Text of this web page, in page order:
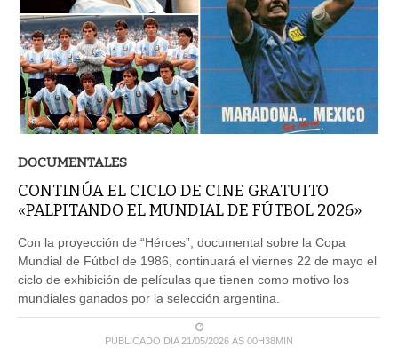
DOCUMENTALES
CONTINÚA EL CICLO DE CINE GRATUITO
«PALPITANDO EL MUNDIAL DE FÚTBOL 2026»
Con la proyección de “Héroes”, documental sobre la Copa
Mundial de Fútbol de 1986, continuará el viernes 22 de mayo el
ciclo de exhibición de películas que tienen como motivo los
mundiales ganados por la selección argentina.
PUBLICADO DIA 21/05/2026 ÀS 00H38MIN